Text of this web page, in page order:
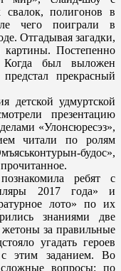
свалок, полигонов в
чего поиграли в
Отгадывая загадки,
картины. Постепенно
Когда был выложен
прекрасный
детской удмуртской
презентацию
«Улонсюресэз»,
читали по ролям
будос»,
ребят с
2017 года» и
лото» по их
знаниями две
за правильные
угадать героев
с этим заданием. Во
вопросы: по